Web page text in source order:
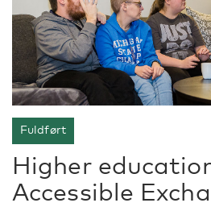
Fuldført
Higher
Accessible